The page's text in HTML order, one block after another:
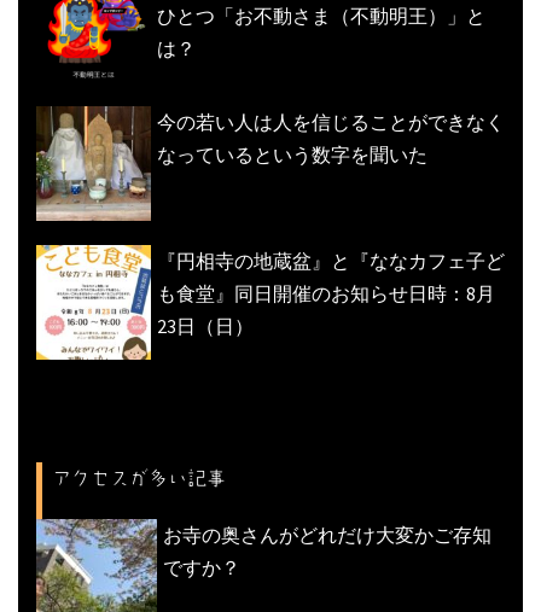
ひとつ「お不動さま（不動明王）」と
は？
今の若い人は人を信じることができなく
なっているという数字を聞いた
『円相寺の地蔵盆』と『ななカフェ子ど
も食堂』同日開催のお知らせ日時：8月
23日（日）
アクセスが多い記事
お寺の奥さんがどれだけ大変かご存知
ですか？